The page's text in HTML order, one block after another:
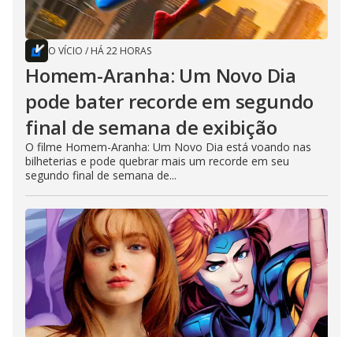
O VÍCIO / HÁ 22 HORAS
Homem-Aranha: Um Novo Dia
pode bater recorde em segundo
final de semana de exibição
O filme Homem-Aranha: Um Novo Dia está voando nas
bilheterias e pode quebrar mais um recorde em seu
segundo final de semana de...